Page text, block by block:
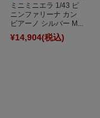
ミニミニエラ 1/43 ピ
ニンファリーナ カン
ビアーノ シルバー M...
¥14,904(税込)